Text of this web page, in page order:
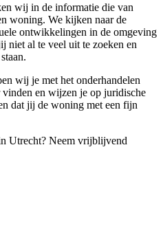
wij in de informatie die van
woning. We kijken naar de
ontwikkelingen in de omgeving
niet al te veel uit te zoeken en
wij je met het onderhandelen
vinden en wijzen je op juridische
dat jij de woning met een fijn
Utrecht? Neem vrijblijvend